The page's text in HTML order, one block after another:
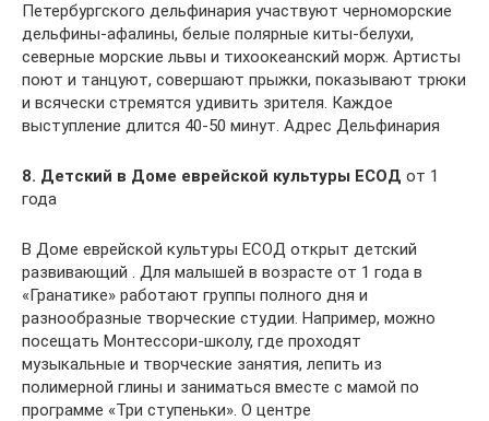
Петербургского дельфинария участвуют черноморские
дельфины-афалины, белые полярные киты-белухи,
северные морские львы и тихоокеанский морж. Артисты
поют и танцуют, совершают прыжки, показывают трюки
и всячески стремятся удивить зрителя. Каждое
выступление длится 40-50 минут. Адрес Дельфинария
8. Детский в Доме еврейской культуры ЕСОД от 1
года
В Доме еврейской культуры ЕСОД открыт детский
развивающий . Для малышей в возрасте от 1 года в
«Гранатике» работают группы полного дня и
разнообразные творческие студии. Например, можно
посещать Монтессори-школу, где проходят
музыкальные и творческие занятия, лепить из
полимерной глины и заниматься вместе с мамой по
программе «Три ступеньки». О центре